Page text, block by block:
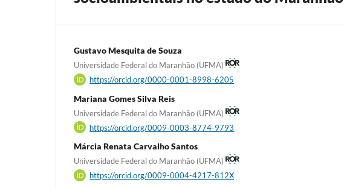
Gustavo Mesquita de Souza
Universidade Federal do Maranhão (UFMA)
https://orcid.org/0000-0001-8998-6205
Mariana Gomes Silva Reis
Universidade Federal do Maranhão (UFMA)
https://orcid.org/0009-0003-8774-9793
Márcia Renata Carvalho Santos
Universidade Federal do Maranhão (UFMA)
https://orcid.org/0009-0004-4217-812X